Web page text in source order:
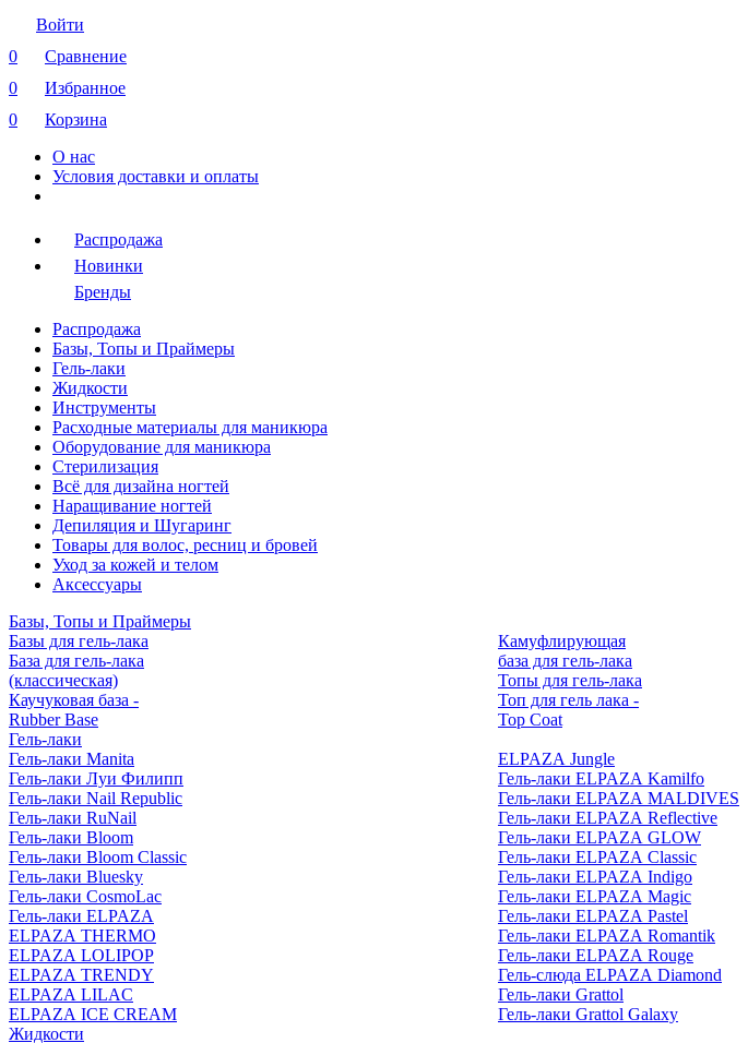
Войти
0
Сравнение
0
Избранное
0
Корзина
О нас
Условия доставки и оплаты
Распродажа
Новинки
Бренды
Распродажа
Базы, Топы и Праймеры
Гель-лаки
Жидкости
Инструменты
Расходные материалы для маникюра
Оборудование для маникюра
Стерилизация
Всё для дизайна ногтей
Наращивание ногтей
Депиляция и Шугаринг
Товары для волос, ресниц и бровей
Уход за кожей и телом
Аксессуары
Базы, Топы и Праймеры
Базы для гель-лака
База для гель-лака
(классическая)
Каучуковая база -
Rubber Base
Камуфлирующая
база для гель-лака
Топы для гель-лака
Топ для гель лака -
Top Coat
Гель-лаки
Гель-лаки Manita
Гель-лаки Луи Филипп
Гель-лаки Nail Republic
Гель-лаки RuNail
Гель-лаки Bloom
Гель-лаки Bloom Classic
Гель-лаки Bluesky
Гель-лаки CosmoLac
Гель-лаки ELPAZA
ELPAZA THERMO
ELPAZA LOLIPOP
ELPAZA TRENDY
ELPAZA LILAC
ELPAZA IСE CREAM
ELPAZA Jungle
Гель-лаки ELPAZA Kamilfo
Гель-лаки ELPAZA MALDIVES
Гель-лаки ELPAZA Reflective
Гель-лаки ELPAZA GLOW
Гель-лаки ELPAZA Classic
Гель-лаки ELPAZA Indigo
Гель-лаки ELPAZA Magic
Гель-лаки ELPAZA Pastel
Гель-лаки ELPAZA Romantik
Гель-лаки ELPAZA Rouge
Гель-слюда ELPAZA Diamond
Гель-лаки Grattol
Гель-лаки Grattol Galaxy
Жидкости